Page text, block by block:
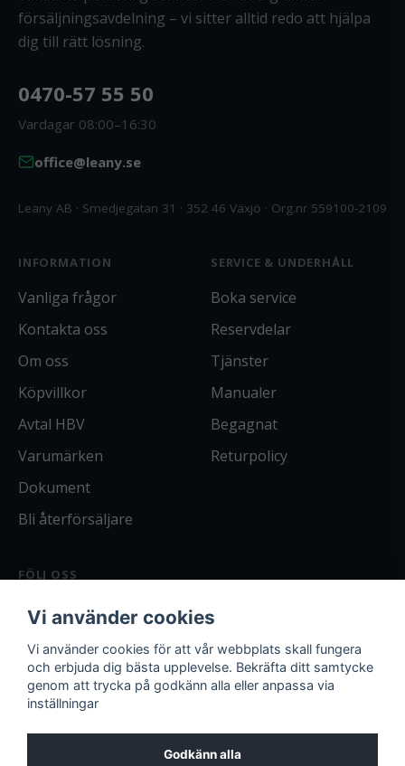
försäljningsavdelning – vi sitter alltid redo att hjälpa
dig till rätt lösning.
0470-57 55 50
Vardagar 08:00–16:30
office@leany.se
Leany AB · Smedjegatan 31 · 352 46 Växjö · Org.nr 559100-2109
INFORMATION
Vanliga frågor
Kontakta oss
Om oss
Köpvillkor
Avtal HBV
Varumärken
Dokument
Bli återförsäljare
SERVICE & UNDERHÅLL
Boka service
Reservdelar
Tjänster
Manualer
Begagnat
Returpolicy
FÖLJ OSS
Facebook
Instagram
Bli kund
Logga in
Vi använder cookies
Vi använder cookies för att vår webbplats skall fungera
och erbjuda dig bästa upplevelse. Bekräfta ditt samtycke
genom att trycka på godkänn alla eller anpassa via
inställningar
Godkänn alla